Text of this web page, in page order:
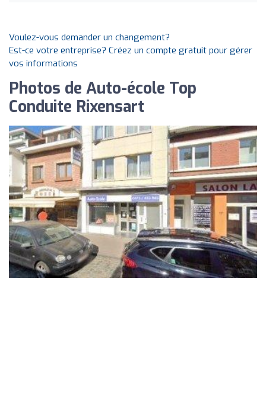
Voulez-vous demander un changement?
Est-ce votre entreprise? Créez un compte gratuit pour gérer
vos informations
Photos de Auto-école Top
Conduite Rixensart